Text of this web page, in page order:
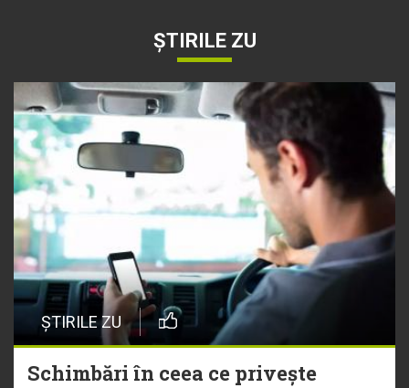
ȘTIRILE ZU
ȘTIRILE ZU
Schimbări în ceea ce privește